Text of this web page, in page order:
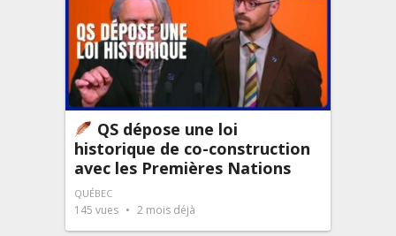
QS dépose une loi
historique de co-construction
avec les Premières Nations
QUÉBEC
145 vues 2 mois déjà